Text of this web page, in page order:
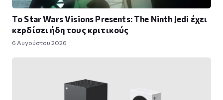
Το Star Wars Visions Presents: The Ninth Jedi έχει
κερδίσει ήδη τους κριτικούς
6 Αυγούστου 2026